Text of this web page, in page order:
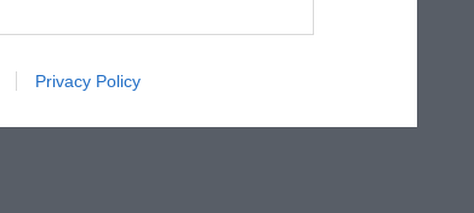
Privacy Policy